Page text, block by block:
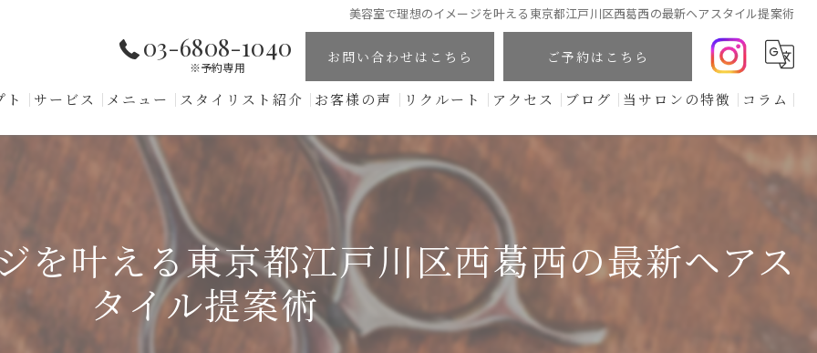
美容室で理想のイメージを叶える東京都江戸川区西葛西の最新ヘアスタイル提案術
03-6808-1040
※予約専用
お問い合わせはこちら ご予約はこちら
ト サービス メニュー スタイリスト紹介 お客様の声 リクルート アクセス ブログ 当サロンの特徴
オーガニックヘナ
髪質改善
コラム
を叶える東京都江戸川区西葛西の最新ヘアス
タイル提案術